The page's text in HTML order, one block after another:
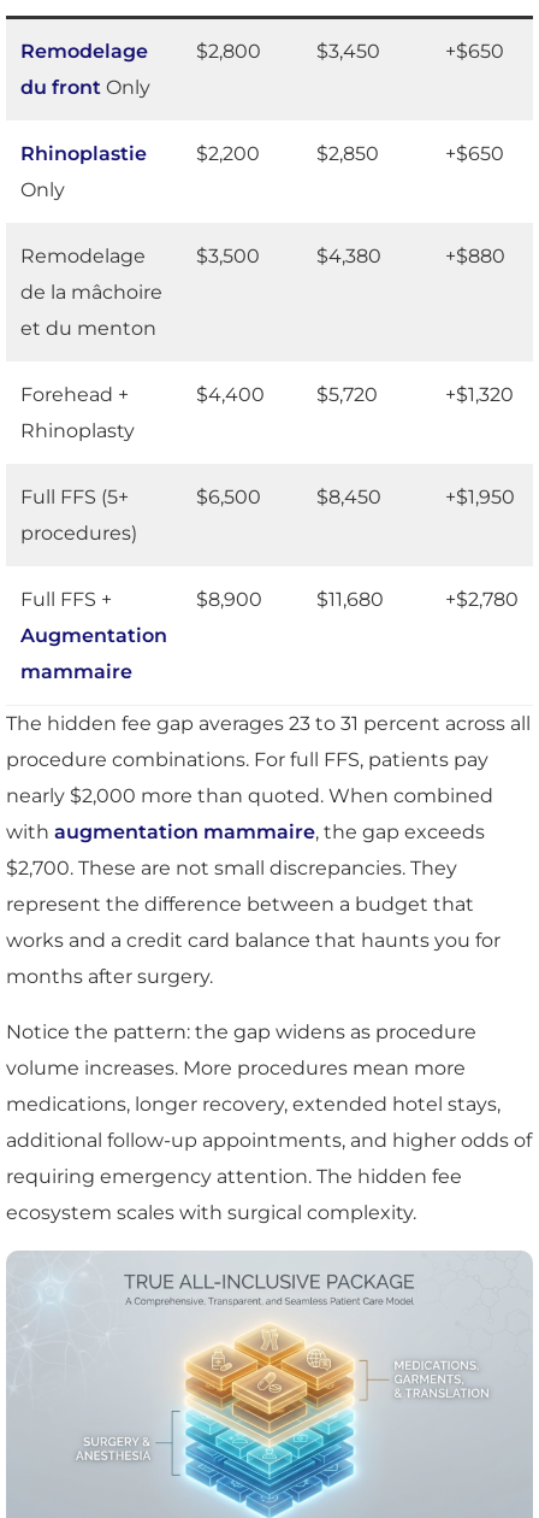
Remodelage
du front Only
$2,800 $3,450 +$650
Rhinoplastie
Only
$2,200 $2,850 +$650
Remodelage
de la mâchoire
et du menton
$3,500 $4,380 +$880
Forehead +
Rhinoplasty
$4,400 $5,720 +$1,320
Full FFS (5+
procedures)
$6,500 $8,450 +$1,950
Full FFS +
Augmentation
mammaire
$8,900 $11,680 +$2,780
The hidden fee gap averages 23 to 31 percent across all
procedure combinations. For full FFS, patients pay
nearly $2,000 more than quoted. When combined
with augmentation mammaire, the gap exceeds
$2,700. These are not small discrepancies. They
represent the difference between a budget that
works and a credit card balance that haunts you for
months after surgery.
Notice the pattern: the gap widens as procedure
volume increases. More procedures mean more
medications, longer recovery, extended hotel stays,
additional follow-up appointments, and higher odds of
requiring emergency attention. The hidden fee
ecosystem scales with surgical complexity.